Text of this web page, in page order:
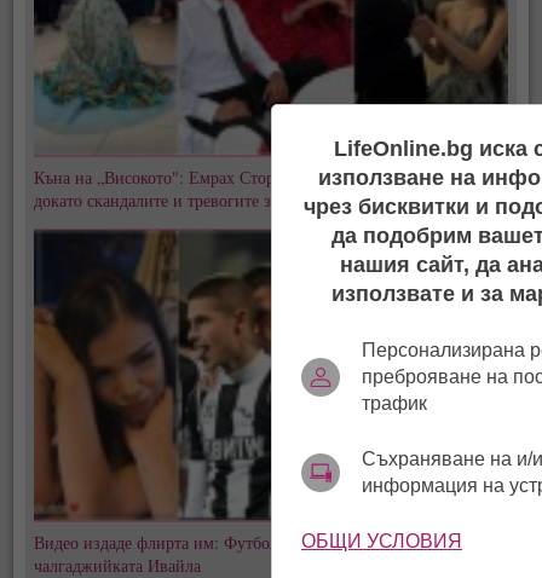
Къна на „Високото": Емрах Стораро и Айлян преди сватбата,
докато скандалите и тревогите за Тони не стихват
Видео издаде флирта им: Футболист на "Локо" (Пд) заби
чалгаджийката Ивайла
LifeOnline.bg иска
използване на
чрез бисквитки и
да подобрим
нашия сайт, да
използвате и за
Персонализирана
преброяване на
трафик
Съхраняване на и/
информация на
ОБЩИ УСЛОВИЯ